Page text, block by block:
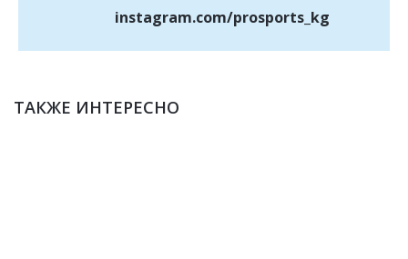
instagram.com/prosports_kg
ТАКЖЕ ИНТЕРЕСНО